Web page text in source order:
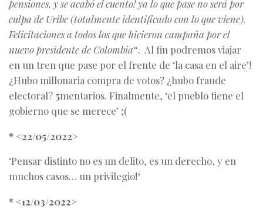
pensiones, y se acabó el cuento! ya lo que pase no será por
culpa de Uribe (totalmente identificado con lo que viene).
Felicitaciones a todos los que hicieron campaña por el
nuevo presidente de Colombia“. Al fin podremos viajar
en un tren que pase por el frente de ‘la casa en el aire’!
¿Hubo millonaria compra de votos? ¿hubo fraude
electoral? 5mentarios. Finalmente, ‘el pueblo tiene el
gobierno que se merece’ ;(
* <22/05/2022>
‘Pensar distinto no es un delito, es un derecho, y en
muchos casos… un privilegio!‘
* <12/03/2022>